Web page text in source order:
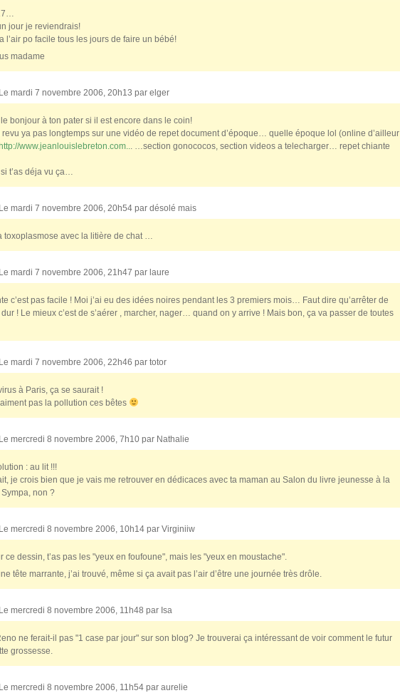
jour je reviendrais!
l’air po facile tous les jours de faire un bébé!
madame
Le mardi 7 novembre 2006, 20h13 par elger
bonjour à ton pater si il est encore dans le coin!
revu ya pas longtemps sur une vidéo de repet document d’époque… quelle époque lol (online d’ailleur
http://www.jeanlouislebreton.com... …section gonococos, section videos a telecharger… repet chiante
t’as déja vu ça…
Le mardi 7 novembre 2006, 20h54 par désolé mais
toxoplasmose avec la litière de chat …
Le mardi 7 novembre 2006, 21h47 par laure
c’est pas facile ! Moi j’ai eu des idées noires pendant les 3 premiers mois… Faut dire qu’arrêter de
dur ! Le mieux c’est de s’aérer , marcher, nager… quand on y arrive ! Mais bon, ça va passer de toutes
Le mardi 7 novembre 2006, 22h46 par totor
à Paris, ça se saurait !
pas la pollution ces bêtes
Le mercredi 8 novembre 2006, 7h10 par Nathalie
: au lit !!!
je crois bien que je vais me retrouver en dédicaces avec ta maman au Salon du livre jeunesse à la
non ?
Le mercredi 8 novembre 2006, 10h14 par Virginiiw
ce dessin, t’as pas les "yeux en foufoune", mais les "yeux en moustache".
tête marrante, j’ai trouvé, même si ça avait pas l’air d’être une journée très drôle.
Le mercredi 8 novembre 2006, 11h48 par Isa
ne ferait-il pas "1 case par jour" sur son blog? Je trouverai ça intéressant de voir comment le futur
grossesse.
Le mercredi 8 novembre 2006, 11h54 par aurelie